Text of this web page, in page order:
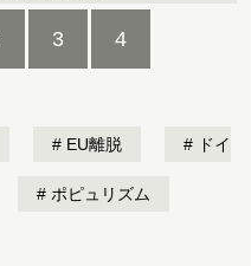
3 4
EU離脱 ドイ
ポピュリズム